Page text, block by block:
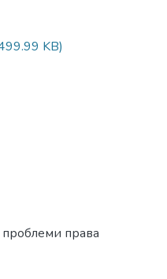
KB)
проблеми права